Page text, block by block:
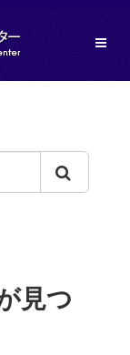
見つ